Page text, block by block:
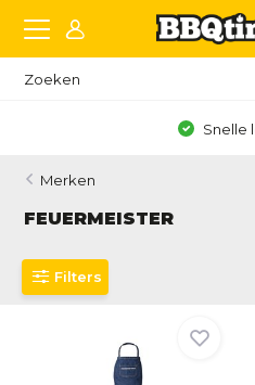
Merken
FEUERMEISTER
Filters